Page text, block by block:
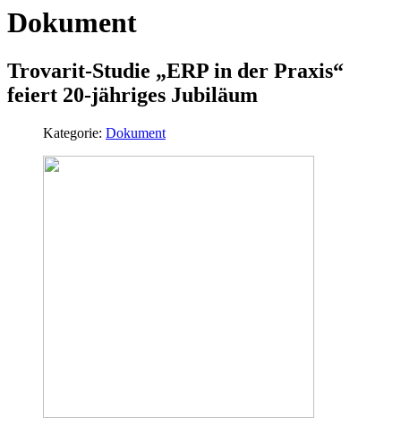
Dokument
Trovarit-Studie „ERP in der Praxis“
feiert 20-jähriges Jubiläum
Kategorie: Dokument